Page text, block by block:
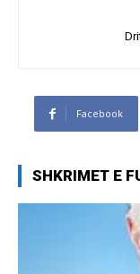
Facebook
SHKRIMET E